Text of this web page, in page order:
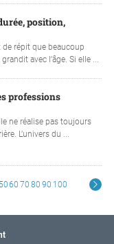
position,
de répit que beaucoup
avec l’âge. Si elle ...
professions
ne réalise pas toujours
L’univers du ...
5060 70 80 90 100